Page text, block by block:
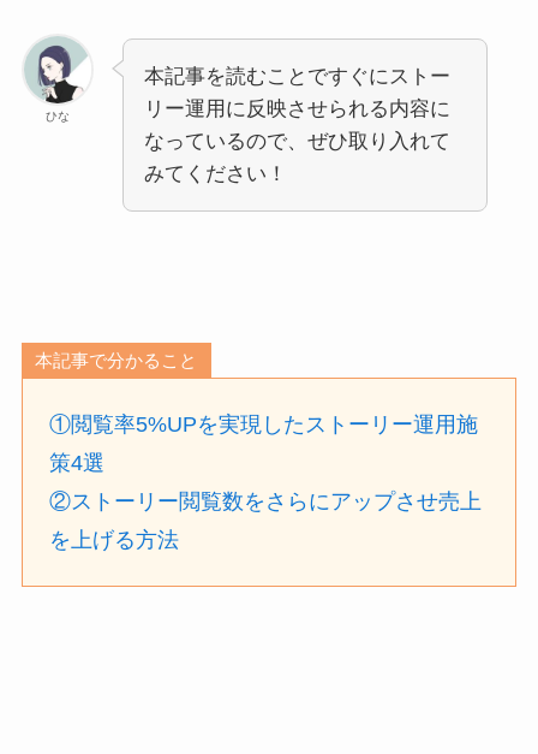
ひな
本記事を読むことですぐにストー
リー運用に反映させられる内容に
なっているので、ぜひ取り入れて
みてください！
本記事で分かること
①閲覧率5%UPを実現したストーリー運用施
策4選
②ストーリー閲覧数をさらにアップさせ売上
を上げる方法